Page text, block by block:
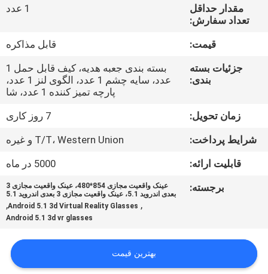
کارخانه
کیفیت
موارد
درخواست
SHOPPING
ONLINE
مقدار حداقل
تعداد سفارش:
1 عدد
قیمت:
قابل مذاکره
جزئیات بسته
بندی:
بسته بندی جعبه هدیه، کیف قابل حمل 1
عدد، سایه چشم 1 عدد، الگوی لنز 1 عدد،
پارچه تمیز کننده 1 عدد، شا
زمان تحویل:
7 روز کاری
شرایط پرداخت:
T/T، Western Union و غیره
قابلیت ارائه:
5000 در ماه
برجسته:
عینک واقعیت مجازی 854*480، عینک واقعیت مجازی 3
بعدی اندروید 5.1، عینک واقعیت مجازی 3 بعدی اندروید 5.1
,
Android 5.1 3d Virtual Reality Glasses
,
Android 5.1 3d vr glasses
بهترین قیمت